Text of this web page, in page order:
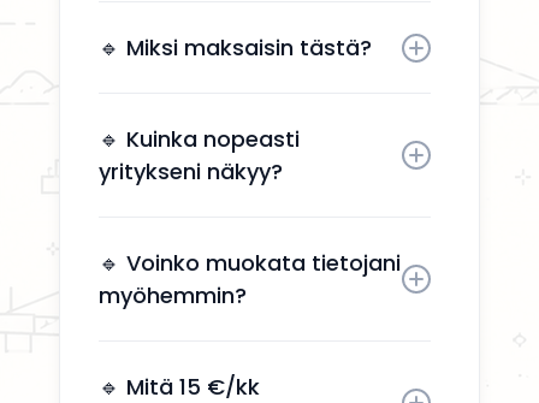
jotka etsivät aktiivisesti
🔹 Miksi maksaisin tästä?
yhteydenottoja ilman, että sinun
tarvitsee käyttää aikaa
markkinointiin.
🔹 Kuinka nopeasti
yritykseni näkyy?
kuluessa aktivoinnin jälkeen.
🔹 Voinko muokata tietojani
myöhemmin?
ja kuvauksesi milloin tahansa.
🔹 Mitä 15 €/kk